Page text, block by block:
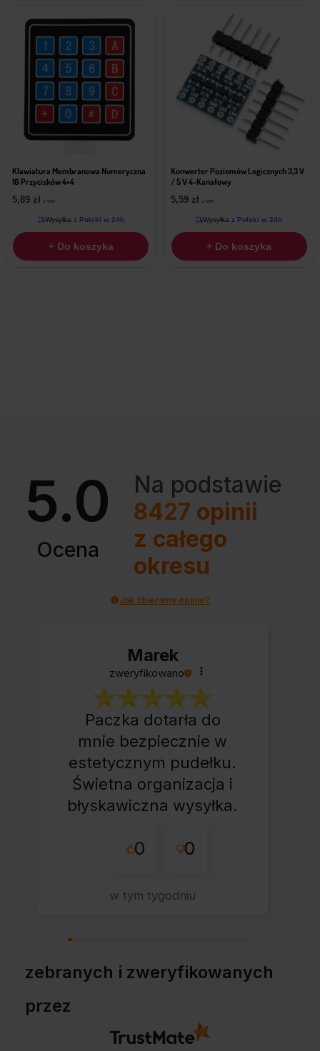
Klawiatura Membranowa Numeryczna
16 Przycisków 4×4
5,89 zł z VAT
Wysyłka z Polski w 24h
+ Do koszyka
Konwerter Poziomów Logicznych 3,3 V
/ 5 V 4-Kanałowy
5,59 zł z VAT
Wysyłka z Polski w 24h
+ Do koszyka
5.0
Ocena
Na podstawie
8427 opinii
z całego
okresu
Jak zbieramy opinie?
Marek
zweryfikowano
Paczka dotarła do
mnie bezpiecznie w
estetycznym pudełku.
Świetna organizacja i
błyskawiczna wysyłka.
sklepu nie pierwszy
wszystko perfekt.
0 0
w tym tygodniu
zebranych i zweryfikowanych
przez